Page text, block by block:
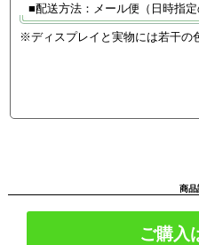
■配送方法：メール便（日時指
※ディスプレイと実物には若干の
商品
ご購入